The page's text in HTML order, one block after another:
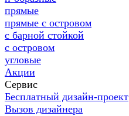
прямые
прямые с островом
с барной стойкой
с островом
угловые
Акции
Сервис
Бесплатный дизайн-проект
Вызов дизайнера